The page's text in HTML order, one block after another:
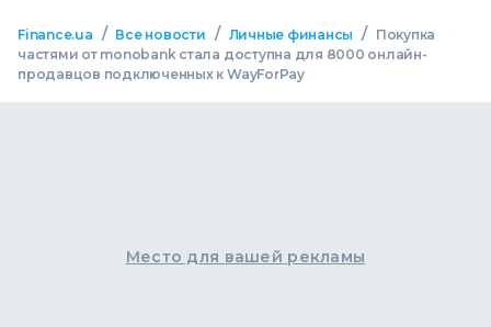
Finance.ua / Все новости / Личные финансы /
Покупка
частями от monobank стала доступна для 8000 онлайн-
продавцов подключенных к WayForPay
Место для вашей рекламы